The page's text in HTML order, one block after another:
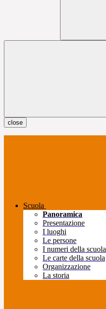
close
Scuola
Panoramica
Presentazione
I luoghi
Le persone
I numeri della scuola
Le carte della scuola
Organizzazione
La storia